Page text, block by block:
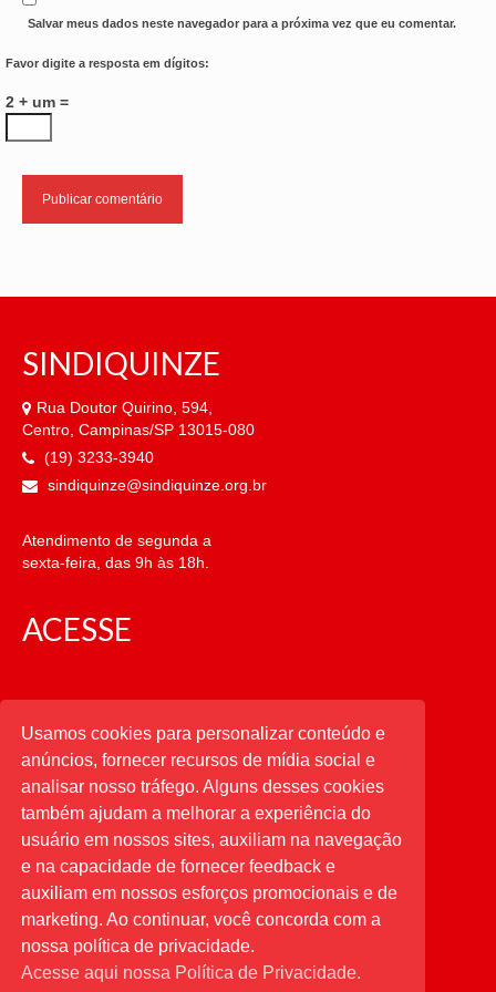
Salvar meus dados neste navegador para a próxima vez que eu comentar.
Favor digite a resposta em dígitos:
2 + um =
SINDIQUINZE
Rua Doutor Quirino, 594,
Centro, Campinas/SP 13015-080
(19) 3233-3940
sindiquinze@sindiquinze.org.br
Atendimento de segunda a
sexta-feira, das 9h às 18h.
ACESSE
CATEGORIAS
CATEGORIAS
PESQUISAR
Buscar
por:
Usamos cookies para personalizar conteúdo e
anúncios, fornecer recursos de mídia social e
analisar nosso tráfego. Alguns desses cookies
também ajudam a melhorar a experiência do
usuário em nossos sites, auxiliam na navegação
e na capacidade de fornecer feedback e
auxiliam em nossos esforços promocionais e de
marketing. Ao continuar, você concorda com a
nossa política de privacidade.
Acesse aqui nossa Política de Privacidade.